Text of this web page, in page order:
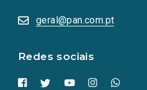
geral@pan.com.pt
Redes sociais
numa
nova